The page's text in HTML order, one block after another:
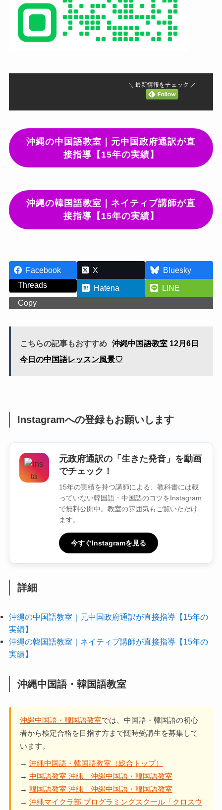
＼ 最新情報をチェック ／
沖縄の中国語教室｜元中国政府通訳が直
接指導【15年の実績】
沖縄の韓国語教室｜ネイティブ講師が直
接指導【15年の実績】
Facebook X
Bluesky
Threads
Hatena
LINE
Copy
こちらの記事もおすすめ 沖縄中国語教室 12月6日
今日の中国語レッスン風景♡
Instagramへの登録もお願いします
元政府通訳の「生きた発音」を動画
でチェック！
15年の実績を持つ講師による、教科書には載
っていない韓国語・中国語のコツをInstagram
で無料公開中。教室の雰囲気もご覧いただけ
ます。
今すぐInstagramを見る
詳細
沖縄の中国語教室｜元中国政府通訳が直接指導【15年の
実績】
沖縄の韓国語教室｜ネイティブ講師が直接指導【15年の
実績】
沖縄中国語・韓国語教室
沖縄中国語・韓国語教室では、中国語・韓国語の初心
者から検定合格を目指す方まで随時受講生を募集して
います。
→ 沖縄中国語・韓国語教室（総合トップ）
→ 中国語教室 沖縄｜沖縄中国語・韓国語教室
→ 韓国語教室 沖縄｜沖縄中国語・韓国語教室
→ 沖縄マイクラ部 プログラミングスクール「クロスウ